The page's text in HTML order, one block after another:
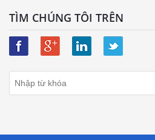
TÌM CHÚNG TÔI TRÊN